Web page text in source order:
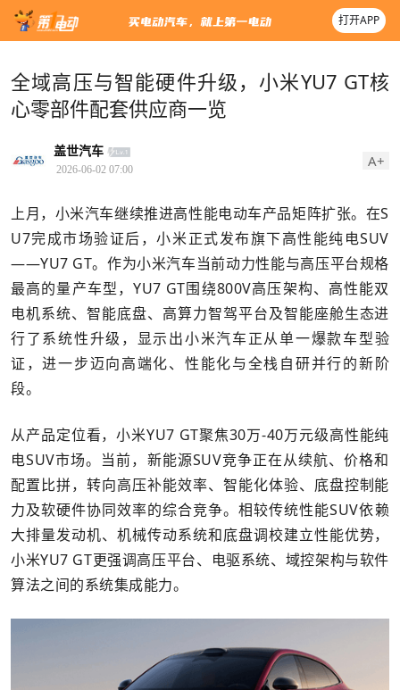
打开APP
全域高压与智能硬件升级，小米YU7 GT核
心零部件配套供应商一览
盖世汽车
2026-06-02 07:00 A+
上月，小米汽车继续推进高性能电动车产品矩阵扩张。在S
U7完成市场验证后，小米正式发布旗下高性能纯电SUV
——YU7 GT。作为小米汽车当前动力性能与高压平台规格
最高的量产车型，YU7 GT围绕800V高压架构、高性能双
电机系统、智能底盘、高算力智驾平台及智能座舱生态进
行了系统性升级，显示出小米汽车正从单一爆款车型验
证，进一步迈向高端化、性能化与全栈自研并行的新阶
段。
从产品定位看，小米YU7 GT聚焦30万-40万元级高性能纯
电SUV市场。当前，新能源SUV竞争正在从续航、价格和
配置比拼，转向高压补能效率、智能化体验、底盘控制能
力及软硬件协同效率的综合竞争。相较传统性能SUV依赖
大排量发动机、机械传动系统和底盘调校建立性能优势，
小米YU7 GT更强调高压平台、电驱系统、域控架构与软件
算法之间的系统集成能力。